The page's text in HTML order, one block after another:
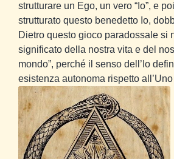
strutturare un Ego, un vero “Io”, e
strutturato questo benedetto Io,
Dietro questo gioco paradossale si
significato della nostra vita e del
mondo”, perché il senso dell’Io
esistenza autonoma rispetto